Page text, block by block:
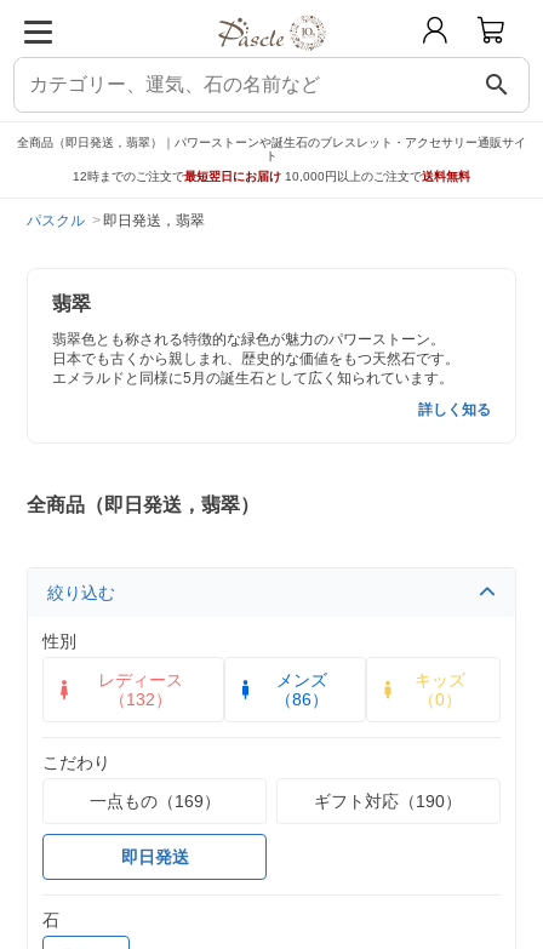
search
全商品（即日発送，翡翠）｜パワーストーンや誕生石のブレスレット・アクセサリー通販サイ
ト
12時までのご注文で最短翌日にお届け 10,000円以上のご注文で送料無料
パスクル 即日発送，翡翠
翡翠
翡翠色とも称される特徴的な緑色が魅力のパワーストーン。
日本でも古くから親しまれ、歴史的な価値をもつ天然石です。
エメラルドと同様に5月の誕生石として広く知られています。
詳しく知る
全商品（即日発送，翡翠）
絞り込む
性別
レディース
（132）
メンズ
（86）
キッズ
（0）
こだわり
一点もの（169）
ギフト対応（190）
即日発送
石